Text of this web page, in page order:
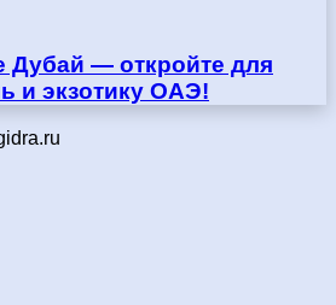
Дубай — откройте для
и экзотику ОАЭ!